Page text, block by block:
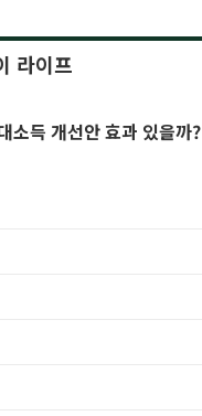
라이프
소득 개선안 효과 있을까?